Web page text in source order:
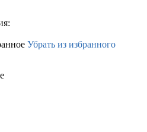
Убрать из избранного